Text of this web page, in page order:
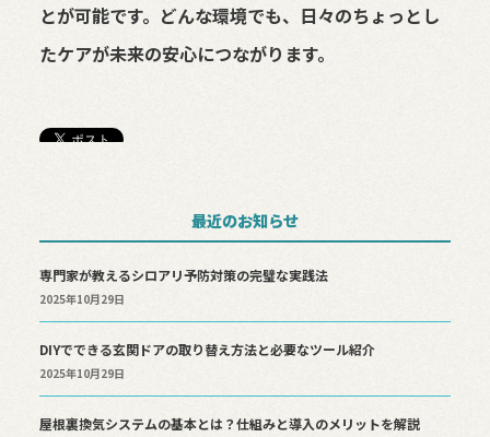
とが可能です。どんな環境でも、日々のちょっとし
たケアが未来の安心につながります。
最近のお知らせ
専門家が教えるシロアリ予防対策の完璧な実践法
2025年10月29日
DIYでできる玄関ドアの取り替え方法と必要なツール紹介
2025年10月29日
屋根裏換気システムの基本とは？仕組みと導入のメリットを解説